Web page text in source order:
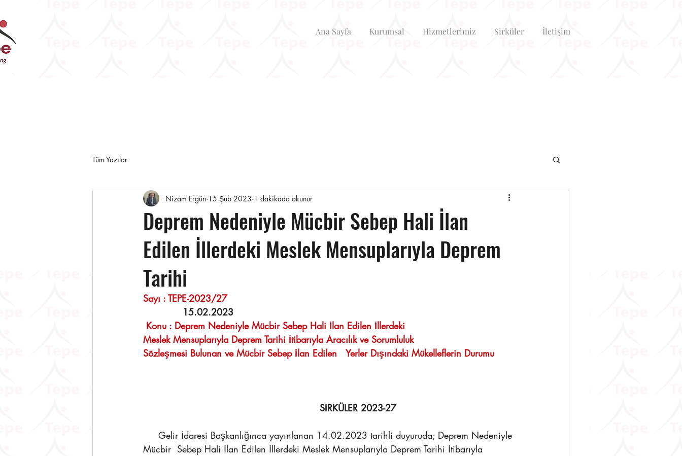
Ana Sayfa Kurumsal Hizmetlerimiz Sirküler İletişim
Tüm Yazılar
Deprem Nedeniyle Mücbir Sebep Hali İlan
Edilen İllerdeki Meslek Mensuplarıyla Deprem
Tarihi
Nizam Ergün 15 Şub 2023 1 dakikada okunur
Sayı : TEPE-2023/27
  15.02.2023
Konu : Deprem Nedeniyle Mücbir Sebep Hali İlan Edilen İllerdeki
Meslek Mensuplarıyla Deprem Tarihi İtibarıyla Aracılık ve Sorumluluk
Sözleşmesi Bulunan ve Mücbir Sebep İlan Edilen   Yerler Dışındaki Mükelleflerin Durumu
                                                          SİRKÜLER 2023-27
Mücbir  Sebep Hali İlan Edilen İllerdeki Meslek Mensuplarıyla Deprem Tarihi İtibarıyla